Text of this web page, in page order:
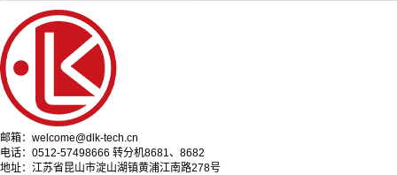
邮箱：welcome@dlk-tech.cn
电话：0512-57498666 转分机8681、8682
地址：江苏省昆山市淀山湖镇黄浦江南路278号